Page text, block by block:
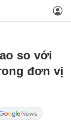
so với
đơn vị